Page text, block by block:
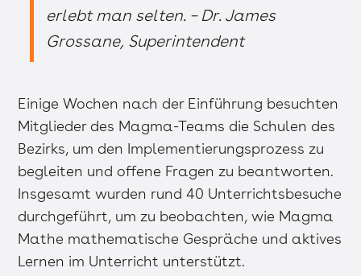
erlebt man selten. – Dr. James
Grossane, Superintendent
Einige Wochen nach der Einführung besuchten
Mitglieder des Magma-Teams die Schulen des
Bezirks, um den Implementierungsprozess zu
begleiten und offene Fragen zu beantworten.
Insgesamt wurden rund 40 Unterrichtsbesuche
durchgeführt, um zu beobachten, wie Magma
Mathe mathematische Gespräche und aktives
Lernen im Unterricht unterstützt.